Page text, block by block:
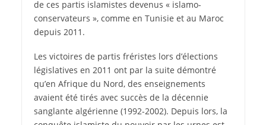
de ces partis islamistes devenus « islamo-
conservateurs », comme en Tunisie et au Maroc
depuis 2011.
Les victoires de partis fréristes lors d’élections
législatives en 2011 ont par la suite démontré
qu’en Afrique du Nord, des enseignements
avaient été tirés avec succès de la décennie
sanglante algérienne (1992-2002). Depuis lors, la